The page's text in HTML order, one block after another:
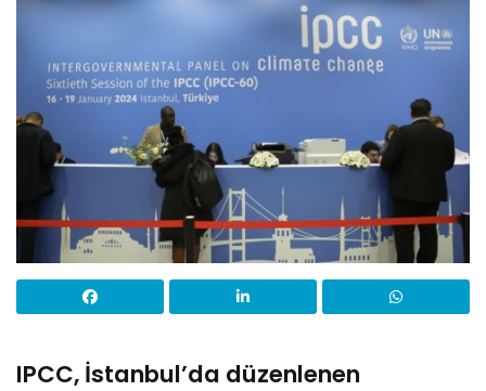
IPCC, İstanbul’da düzenlenen